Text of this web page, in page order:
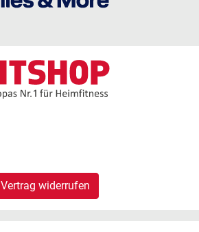
Vertrag widerrufen